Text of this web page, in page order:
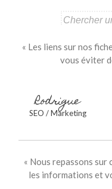
« Les liens sur nos
vous éviter
Rodrigue
SEO / Marketing
« Nous repassons sur
les informations et